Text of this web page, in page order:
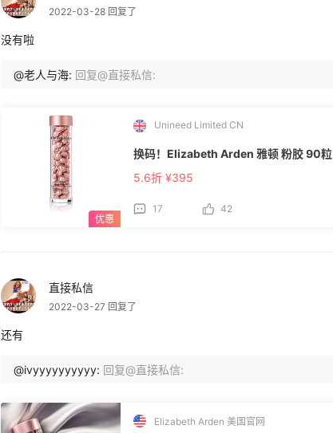
2022-03-28 回复了
没有啦
@老人与海: 回复@直接私信:
Unineed Limited CN
换码！Elizabeth Arden 雅顿 粉胶 90粒
5.6折 ¥395
17 42
直接私信
2022-03-27 回复了
还有
@ivyyyyyyyyyy: 回复@直接私信:
Elizabeth Arden 美国官网